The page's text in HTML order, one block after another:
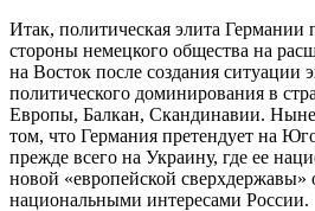
Итак, политическая элита Германии
стороны немецкого общества на
на Восток после создания ситуации
политического доминирования в
Европы, Балкан, Скандинавии. Ныне
том, что Германия претендует на
прежде всего на Украину, где ее
новой «европейской сверхдержавы»
национальными интересами России.